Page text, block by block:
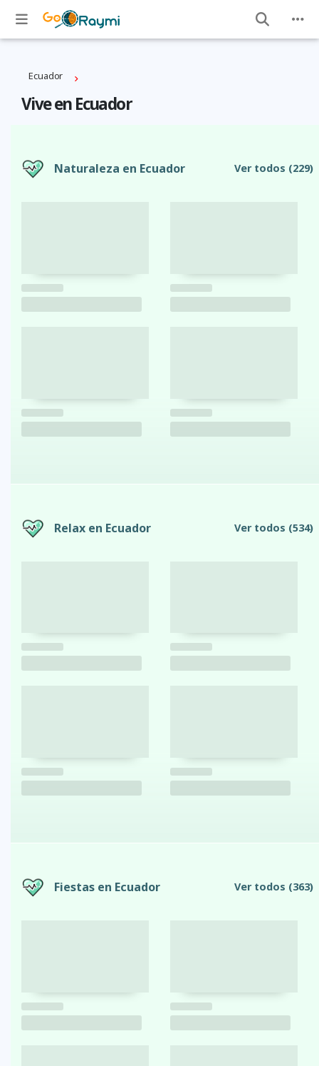
Ecuador
Vive en Ecuador
Naturaleza en Ecuador Ver todos (229)
Relax en Ecuador Ver todos (534)
Fiestas en Ecuador Ver todos (363)